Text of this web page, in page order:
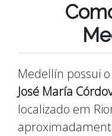
Medellín possui o
José María
localizado em